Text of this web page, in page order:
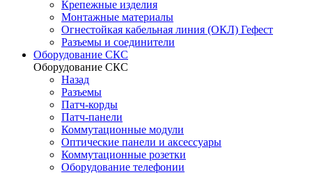
Крепежные изделия
Монтажные материалы
Огнестойкая кабельная линия (ОКЛ) Гефест
Разъемы и соединители
Оборудование СКС
Оборудование СКС
Назад
Разъемы
Патч-корды
Патч-панели
Коммутационные модули
Оптические панели и аксессуары
Коммутационные розетки
Оборудование телефонии